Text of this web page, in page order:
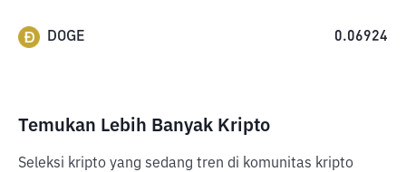
DOGE 0.06924
Temukan Lebih Banyak Kripto
Seleksi kripto yang sedang tren di komunitas kripto